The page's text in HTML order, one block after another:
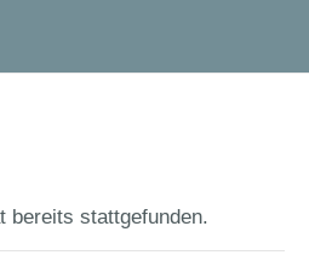
bereits stattgefunden.